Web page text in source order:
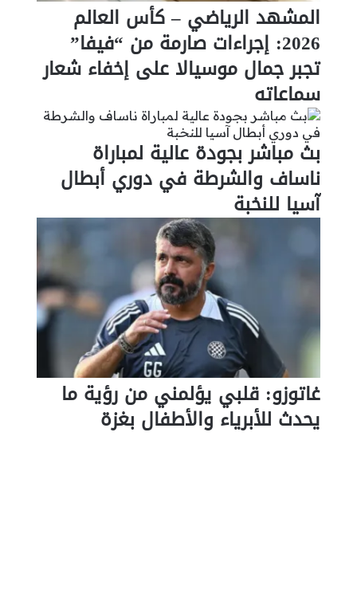
المشهد الرياضي – كأس العالم
2026: إجراءات صارمة من “فيفا”
تجبر جمال موسيالا على إخفاء شعار
سماعاته
بث مباشر بجودة عالية لمباراة
ناساف والشرطة في دوري أبطال
آسيا للنخبة
غاتوزو: قلبي يؤلمني من رؤية ما
يحدث للأبرياء والأطفال بغزة